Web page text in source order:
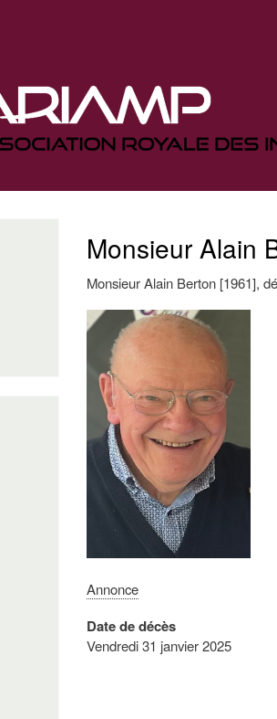
Monsieur Alain
Monsieur Alain Berton [1961],
Annonce
Date de décès
Vendredi 31 janvier 2025